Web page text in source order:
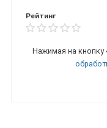
Рейтинг
Нажимая на кнопку